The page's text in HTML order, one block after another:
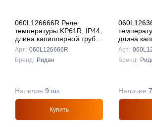
060L126666R Реле
температуры KP61R, IP44,
длина капиллярной трубки
1 м, контактная группа
SPDT, Ридан
Арт: 060L126666R
Бренд: Ридан
Наличие:9 шт.
Купить
длина
4 м,
SPDT,
Арт:
Бренд:
Наличие: